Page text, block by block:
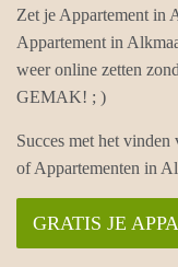
Zet je Appartement in
Appartement in
weer online zetten
GEMAK! ; )
Succes met het
of Appartementen in
GRATIS JE